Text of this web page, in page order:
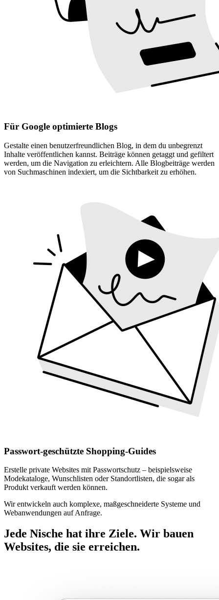
Für Google optimierte Blogs
Gestalte einen benutzerfreundlichen Blog, in dem du unbegrenzt
Inhalte veröffentlichen kannst. Beiträge können getaggt und gefiltert
werden, um die Navigation zu erleichtern. Alle Blogbeiträge werden
von Suchmaschinen indexiert, um die Sichtbarkeit zu erhöhen.
Passwort-geschützte Shopping-Guides
Erstelle private Websites mit Passwortschutz – beispielsweise
Modekataloge, Wunschlisten oder Standortlisten, die sogar als
Produkt verkauft werden können.
Wir entwickeln auch komplexe, maßgeschneiderte Systeme und
Webanwendungen auf Anfrage.
Jede Nische hat ihre Ziele. Wir bauen
Websites, die sie erreichen.